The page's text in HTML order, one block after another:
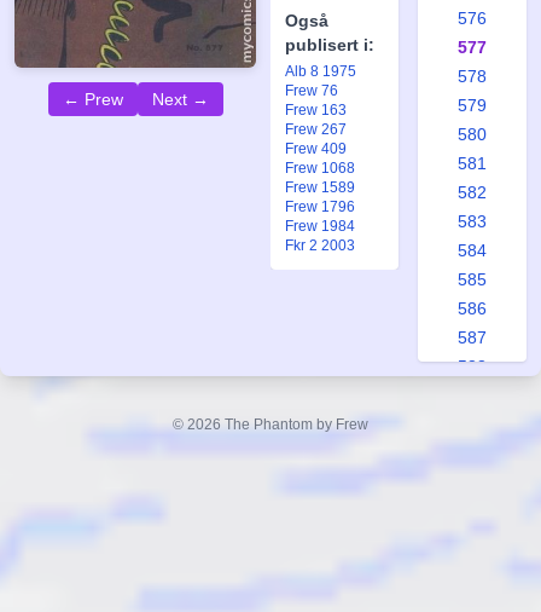
← Prew Next →
Også
publisert i:
Alb 8 1975
Frew 76
Frew 163
Frew 267
Frew 409
Frew 1068
Frew 1589
Frew 1796
Frew 1984
Fkr 2 2003
576
577
578
579
580
581
582
583
584
585
586
587
588
© 2026 The Phantom by Frew